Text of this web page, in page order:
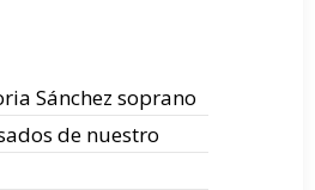
Sánchez soprano
de nuestro